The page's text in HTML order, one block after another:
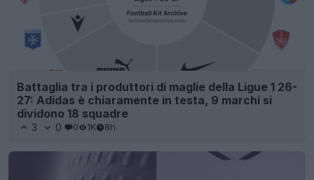
Battaglia tra i produttori di maglie della Ligue 1 26-
27: Adidas è chiaramente in testa, 9 marchi si
dividono 18 squadre
3 0 0 1K 8h